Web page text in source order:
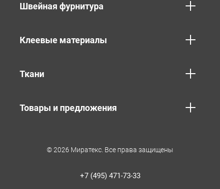
Швейная фурнитура
Клеевые материалы
Ткани
Товары и предложения
© 2026 Миратекс. Все права защищены
+7 (495) 471-73-33